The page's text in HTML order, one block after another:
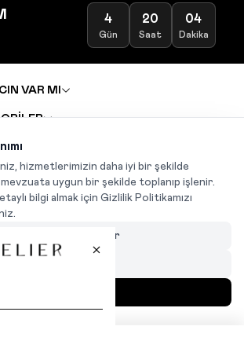
4
Gün
20
Saat
04
Dakika
VAR MI
hizmetlerimizin daha iyi bir şekilde
mevzuata uygun bir şekilde toplanıp işlenir.
bilgi almak için Gizlilik Politikamızı
Çerezleri Özelleştir